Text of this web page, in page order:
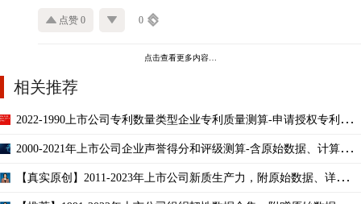
点赞 0 0
点击查看更多内容…
相关推荐
2022-1990上市公司专利数量类型企业专利质量测算-申请授权专利质
2000-2021年上市公司企业声誉得分和评级测算-含原始数据、计算结
【真实原创】2011-2023年上市公司新质生产力，附原始数据、详细代